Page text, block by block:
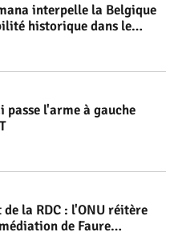
interpelle la Belgique
historique dans le
#RwOT
passe l'arme à gauche
la RDC : l'ONU réitère
de Faure